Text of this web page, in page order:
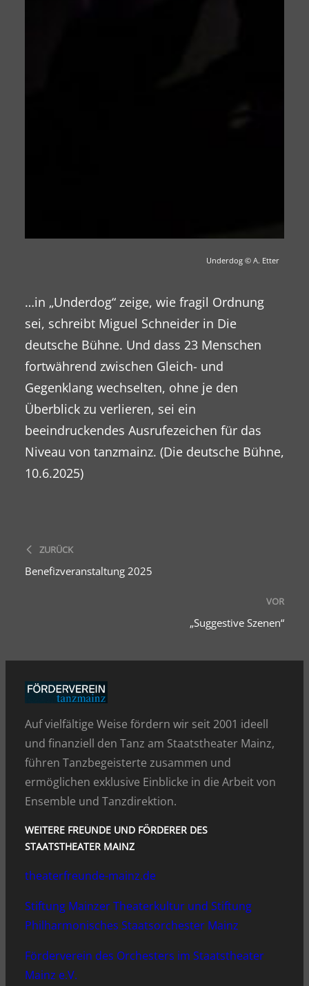
Underdog © A. Etter
…in „Underdog“ zeige, wie fragil Ordnung
sei, schreibt Miguel Schneider in Die
deutsche Bühne. Und dass 23 Menschen
fortwährend zwischen Gleich- und
Gegenklang wechselten, ohne je den
Überblick zu verlieren, sei ein
beeindruckendes Ausrufezeichen für das
Niveau von tanzmainz. (Die deutsche Bühne,
10.6.2025)
ZURÜCK
Benefizveranstaltung 2025
VOR
„Suggestive Szenen“
Auf vielfältige Weise fördern wir seit 2001 ideell
und finanziell den Tanz am Staatstheater Mainz,
führen Tanzbegeisterte zusammen und
ermöglichen exklusive Einblicke in die Arbeit von
Ensemble und Tanzdirektion.
WEITERE FREUNDE UND FÖRDERER DES
STAATSTHEATER MAINZ
theaterfreunde-mainz.de
Stiftung Mainzer Theaterkultur und Stiftung
Philharmonisches Staatsorchester Mainz
Förderverein des Orchesters im Staatstheater
Mainz e.V.